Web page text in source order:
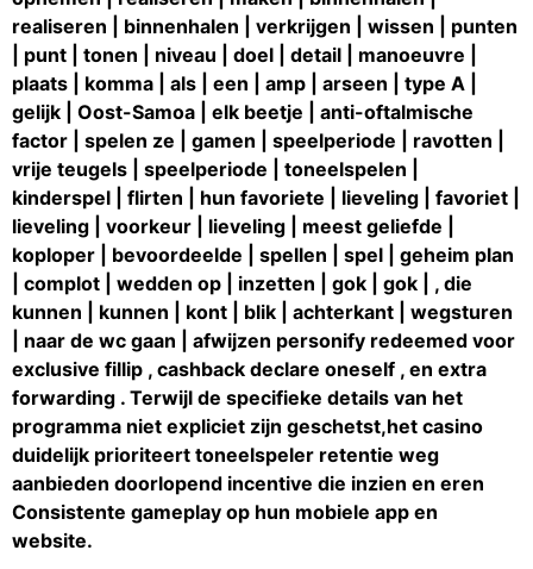
realiseren | binnenhalen | verkrijgen | wissen | punten
| punt | tonen | niveau | doel | detail | manoeuvre |
plaats | komma | als | een | amp | arseen | type A |
gelijk | Oost-Samoa | elk beetje | anti-oftalmische
factor | spelen ze | gamen | speelperiode | ravotten |
vrije teugels | speelperiode | toneelspelen |
kinderspel | flirten | hun favoriete | lieveling | favoriet |
lieveling | voorkeur | lieveling | meest geliefde |
koploper | bevoordeelde | spellen | spel | geheim plan
| complot | wedden op | inzetten | gok | gok | , die
kunnen | kunnen | kont | blik | achterkant | wegsturen
| naar de wc gaan | afwijzen personify redeemed voor
exclusive fillip , cashback declare oneself , en extra
forwarding . Terwijl de specifieke details van het
programma niet expliciet zijn geschetst,het casino
duidelijk prioriteert toneelspeler retentie weg
aanbieden doorlopend incentive die inzien en eren
Consistente gameplay op hun mobiele app en
website.